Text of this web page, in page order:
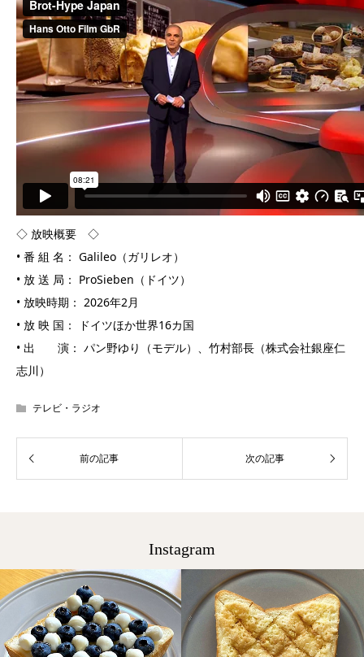
◇ 放映概要 ◇
• 番 組 名： Galileo（ガリレオ）
• 放 送 局： ProSieben（ドイツ）
• 放映時期： 2026年2月
• 放 映 国： ドイツほか世界16カ国
• 出 演： パン野ゆり（モデル）、竹村部長（株式会社銀座仁
志川）
テレビ・ラジオ
Instagram